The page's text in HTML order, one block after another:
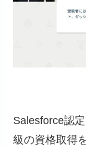
Salesforce認
級の資格取得